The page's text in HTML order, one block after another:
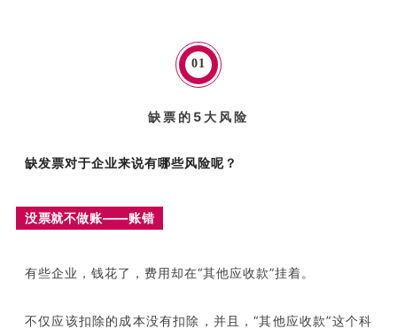
01
缺票的5大风险
缺发票对于企业来说有哪些风险呢？
没票就不做账——账错
有些企业，钱花了，费用却在“其他应收款”挂着。
不仅应该扣除的成本没有扣除，并且，“其他应收款”这个科